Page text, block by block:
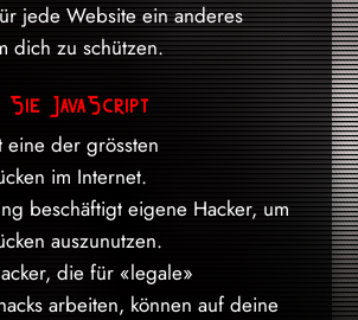
jede Website ein anderes
dich zu schützen.
Sie JavaScript
eine der grössten
im Internet.
beschäftigt eigene Hacker, um
auszunutzen.
die für «legale»
arbeiten, können auf deine